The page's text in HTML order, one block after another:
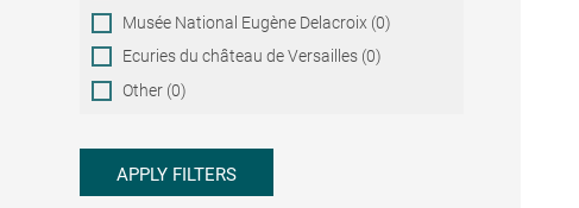
Musée National Eugène Delacroix (0)
Ecuries du château de Versailles (0)
Other (0)
APPLY FILTERS